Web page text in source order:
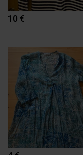
10 €